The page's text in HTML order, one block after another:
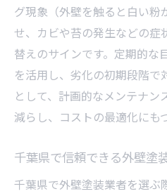
グ現象（外壁を触ると白い粉
せ、カビや苔の発生などの症
替えのサインです。定期的な
を活用し、劣化の初期段階
として、計画的なメンテナン
減らし、コストの最適化にも
千葉県で信頼できる外壁塗
千葉県で外壁塗装業者を選ぶ